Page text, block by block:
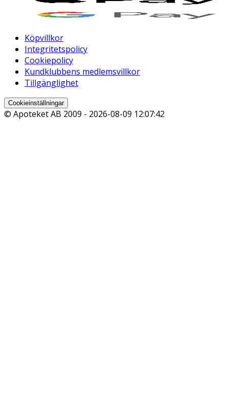
Köpvillkor
Integritetspolicy
Cookiepolicy
Kundklubbens medlemsvillkor
Tillgänglighet
Cookieinställningar
© Apoteket AB 2009 - 2026-08-09 12:07:42